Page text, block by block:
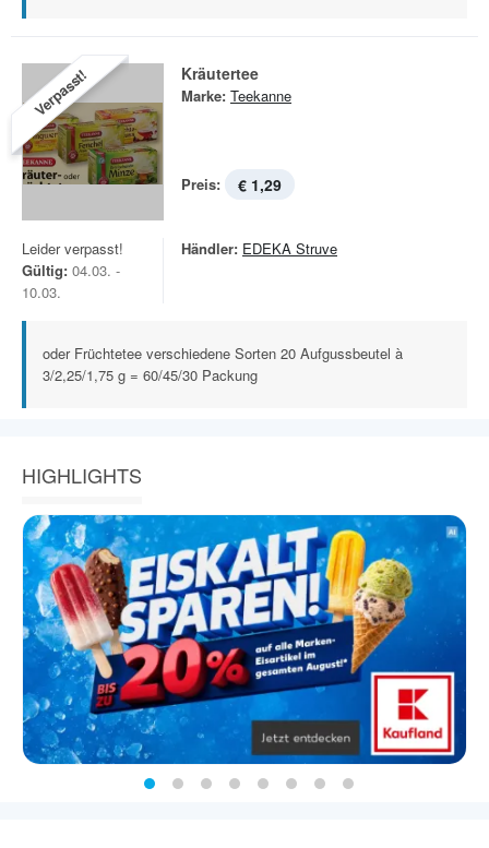
Verpasst! Kräutertee
Marke: Teekanne
Preis: € 1,29
Leider verpasst!
Gültig: 04.03. -
10.03.
Händler: EDEKA Struve
oder Früchtetee verschiedene Sorten 20 Aufgussbeutel à
3/2,25/1,75 g = 60/45/30 Packung
HIGHLIGHTS